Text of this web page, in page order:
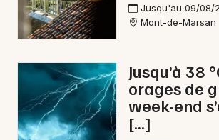
Journées du Patrimoine en
Journées du Patrimoine en
Jusqu'au 09/08/
Mont-de-Marsan
Jusqu’à 38
orages de
week-end
[…]